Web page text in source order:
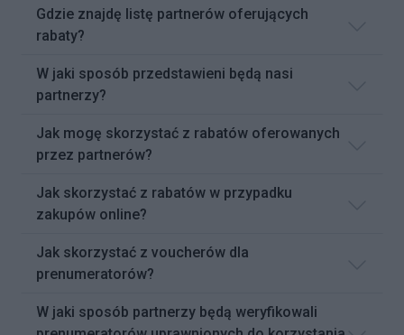
Gdzie znajdę listę partnerów oferujących
rabaty?
W jaki sposób przedstawieni będą nasi
partnerzy?
Jak mogę skorzystać z rabatów oferowanych
przez partnerów?
Jak skorzystać z rabatów w przypadku
zakupów online?
Jak skorzystać z voucherów dla
prenumeratorów?
W jaki sposób partnerzy będą weryfikowali